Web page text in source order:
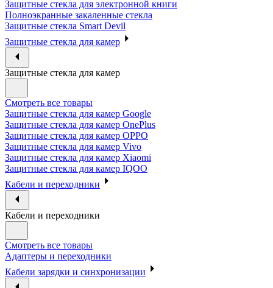
Защитные стекла для электронной книги
Полноэкранные закаленные стекла
Защитные стекла Smart Devil
Защитные стекла для камер
Защитные стекла для камер
Смотреть все товары
Защитные стекла для камер Google
Защитные стекла для камер OnePlus
Защитные стекла для камер OPPO
Защитные стекла для камер Vivo
Защитные стекла для камер Xiaomi
Защитные стекла для камер IQOO
Кабели и переходники
Кабели и переходники
Смотреть все товары
Адаптеры и переходники
Кабели зарядки и синхронизации